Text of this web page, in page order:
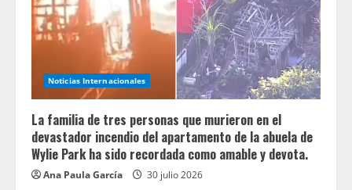
Noticias Internacionales
La familia de tres personas que murieron en el
devastador incendio del apartamento de la abuela de
Wylie Park ha sido recordada como amable y devota.
Ana Paula García 30 julio 2026